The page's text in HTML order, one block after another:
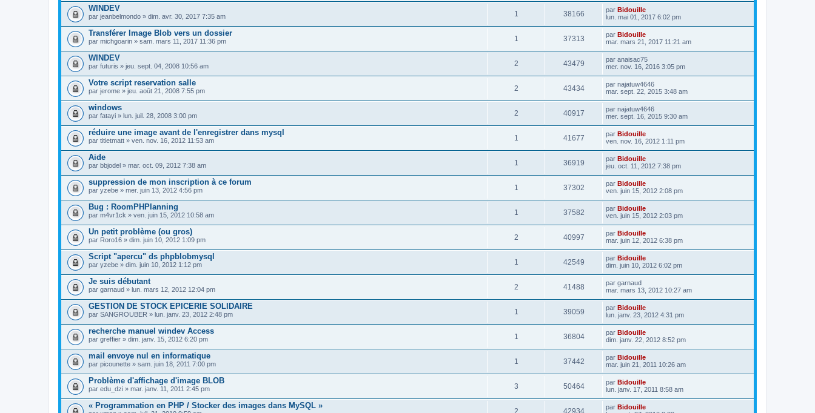
WINDEV
par jeanbelmondo » dim. avr. 30, 2017 7:35 am 1 38166 par Bidouille
lun. mai 01, 2017 6:02 pm
Transférer Image Blob vers un dossier
par michgoarin » sam. mars 11, 2017 11:36 pm 1 37313 par Bidouille
mar. mars 21, 2017 11:21 am
WINDEV
par futuris » jeu. sept. 04, 2008 10:56 am 2 43479 par anaisac75
mer. nov. 16, 2016 3:05 pm
Votre script reservation salle
par jerome » jeu. août 21, 2008 7:55 pm 2 43434 par najatuw4646
mar. sept. 22, 2015 3:48 am
windows
par fatayi » lun. juil. 28, 2008 3:00 pm 2 40917 par najatuw4646
mer. sept. 16, 2015 9:30 am
réduire une image avant de l'enregistrer dans mysql
par titietmatt » ven. nov. 16, 2012 11:53 am 1 41677 par Bidouille
ven. nov. 16, 2012 1:11 pm
Aide
par bbjodel » mar. oct. 09, 2012 7:38 am 1 36919 par Bidouille
jeu. oct. 11, 2012 7:38 pm
suppression de mon inscription à ce forum
par yzebe » mer. juin 13, 2012 4:56 pm 1 37302 par Bidouille
ven. juin 15, 2012 2:08 pm
Bug : RoomPHPlanning
par m4vr1ck » ven. juin 15, 2012 10:58 am 1 37582 par Bidouille
ven. juin 15, 2012 2:03 pm
Un petit problème (ou gros)
par Roro16 » dim. juin 10, 2012 1:09 pm 2 40997 par Bidouille
mar. juin 12, 2012 6:38 pm
Script "apercu" ds phpblobmysql
par yzebe » dim. juin 10, 2012 1:12 pm 1 42549 par Bidouille
dim. juin 10, 2012 6:02 pm
Je suis débutant
par garnaud » lun. mars 12, 2012 12:04 pm 2 41488 par garnaud
mar. mars 13, 2012 10:27 am
GESTION DE STOCK EPICERIE SOLIDAIRE
par SANGROUBER » lun. janv. 23, 2012 2:48 pm 1 39059 par Bidouille
lun. janv. 23, 2012 4:31 pm
recherche manuel windev Access
par greffier » dim. janv. 15, 2012 6:20 pm 1 36804 par Bidouille
dim. janv. 22, 2012 8:52 pm
mail envoye nul en informatique
par picounette » sam. juin 18, 2011 7:00 pm 1 37442 par Bidouille
mar. juin 21, 2011 10:26 am
Problème d'affichage d'image BLOB
par edu_dzi » mar. janv. 11, 2011 2:45 pm 3 50464 par Bidouille
lun. janv. 17, 2011 8:58 am
« Programmation en PHP / Stocker des images dans MySQL »
2 42934 par Bidouille